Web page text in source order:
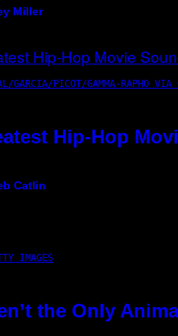
Miller
GARCIA/PICOT/GAMMA-RAPHO VIA
Hip-Hop
Catlin
IMAGES
the Only